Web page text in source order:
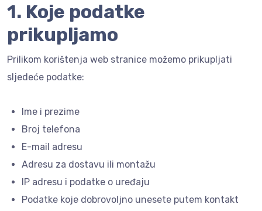
1. Koje podatke
prikupljamo
Prilikom korištenja web stranice možemo prikupljati
sljedeće podatke:
Ime i prezime
Broj telefona
E-mail adresu
Adresu za dostavu ili montažu
IP adresu i podatke o uređaju
Podatke koje dobrovoljno unesete putem kontakt